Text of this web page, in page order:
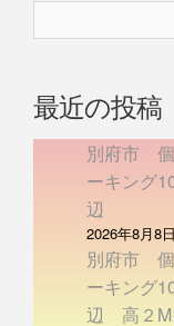
最近の投稿
別府市
ーキング
辺
2026年8月8日
別府市
ーキング
辺 高２M